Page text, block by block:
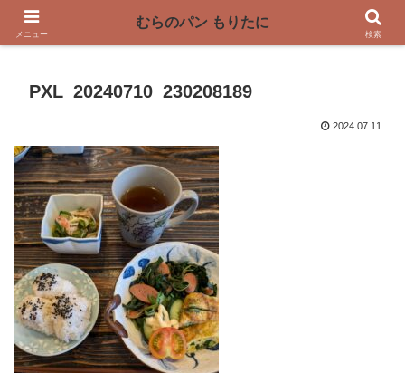
〜奈良県曽爾村の薪窯パン屋〜
PXL_20240710_230208189
2024.07.11
メニュー
むらのパン もりたに
検索